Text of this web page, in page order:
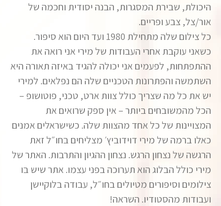
היכולת, שבירת המסגרות, הבנה יסודית וחכמה של
אור/צל, צבע ופריים.
כל צילום שלה מתחילת 1980 ועד היום הוא סיפור.
כשאני עוקבת אחרי העבודות של מירי אני רואה את
ההתפתחות, לפעמים אני יכולה להגיד באיזה תאורה היא
השתמשה והפתרונות הטכניים שלה הם נפלאים. למירי
יש את כל מה שצריך כולל צוות ארט, טכני, פוטושופ –
הכל מהמשובחים ביותר – אין ספק שרואים את
המצויינות של כל אחד מהצוות שלה. כשישראלים אמנים
כאלו ברמה של מירי דוידוביץ׳ מצליחים בחו״ל זאת
הרגשה של נצחון הרגש. נצחון ההגיון והתרבות. האתר של
מירי כולל הבלוג הוא תערוכה בפני עצמו. אתר שיש בו
צילומים וסיפורים מטיולים בחו״ל, עבודה בלוקיישן
ועבודות מהסטודיו. השראה!